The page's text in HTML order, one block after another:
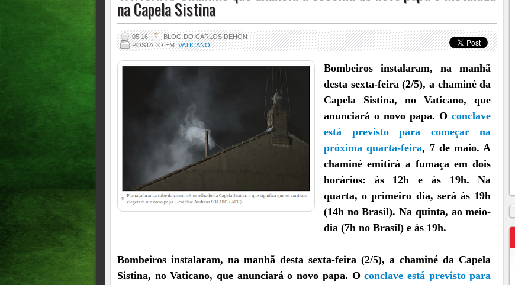
na Capela Sistina
05:16
BLOG DO CARLOS DEHON
POSTADO EM:VATICANO
Bombeiros instalaram, na manhã
desta sexta-feira (2/5), a chaminé da
Capela Sistina, no Vaticano, que
anunciará o novo papa. Oconclave
está previsto para começar na
próxima quarta-feira, 7 de maio. A
chaminé emitirá a fumaça em dois
horários: às 12h e às 19h. Na
quarta, o primeiro dia, será às 19h
(14h no Brasil). Na quinta, ao meio-
dia (7h no Brasil) e às 19h.
Bombeiros instalaram, na manhã desta sexta-feira (2/5), a chaminé da Capela
Sistina, no Vaticano, que anunciará o novo papa. Oconclave está previsto para